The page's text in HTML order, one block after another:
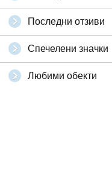
Последни отзиви
Спечелени значки
Любими обекти